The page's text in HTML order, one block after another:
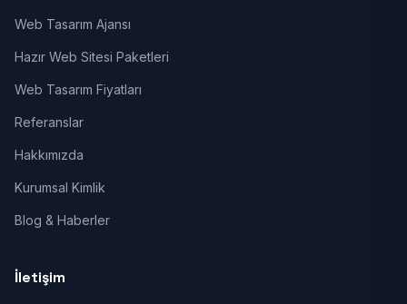
Web Tasarım Ajansı
Hazır Web Sitesi Paketleri
Web Tasarım Fiyatları
Referanslar
Hakkımızda
Kurumsal Kimlik
Blog & Haberler
İletişim